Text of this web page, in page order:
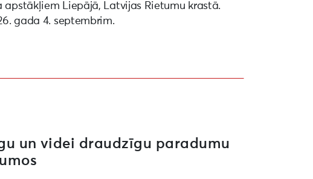
Liepājā, Latvijas Rietumu krastā.
gada 4. septembrim.
un videi draudzīgu paradumu